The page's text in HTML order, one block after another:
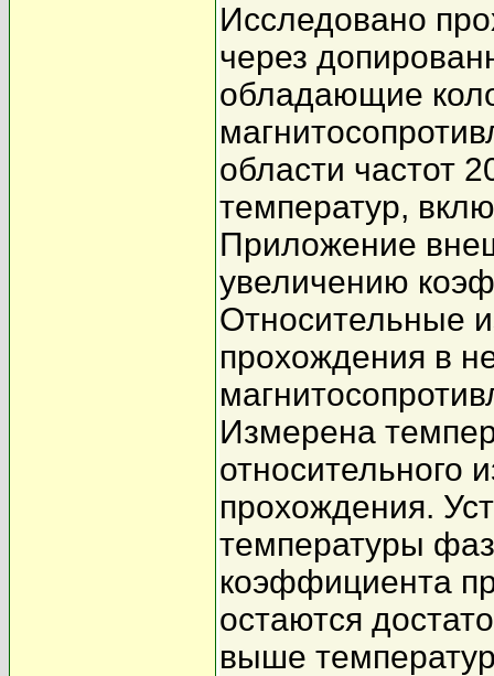
Исследовано
через
обладающие
области частот
температур,
Приложение
увеличению
Относительные
прохождения в
Измерена
относительного
прохождения.
температуры
коэффициента
остаются
выше